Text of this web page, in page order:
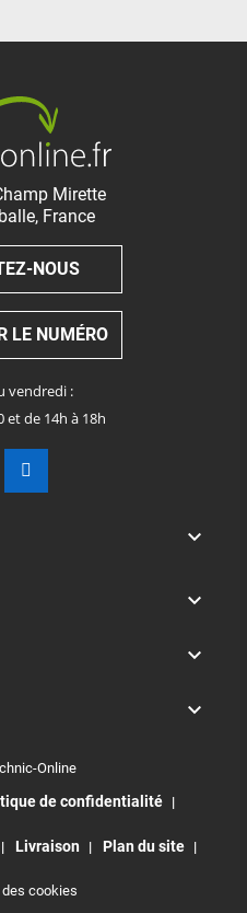
Mirette
, France
NOUS
LE NUMÉRO
vendredi :
et de 14h à 18h




Online
de confidentialité
Livraison Plan du site
cookies